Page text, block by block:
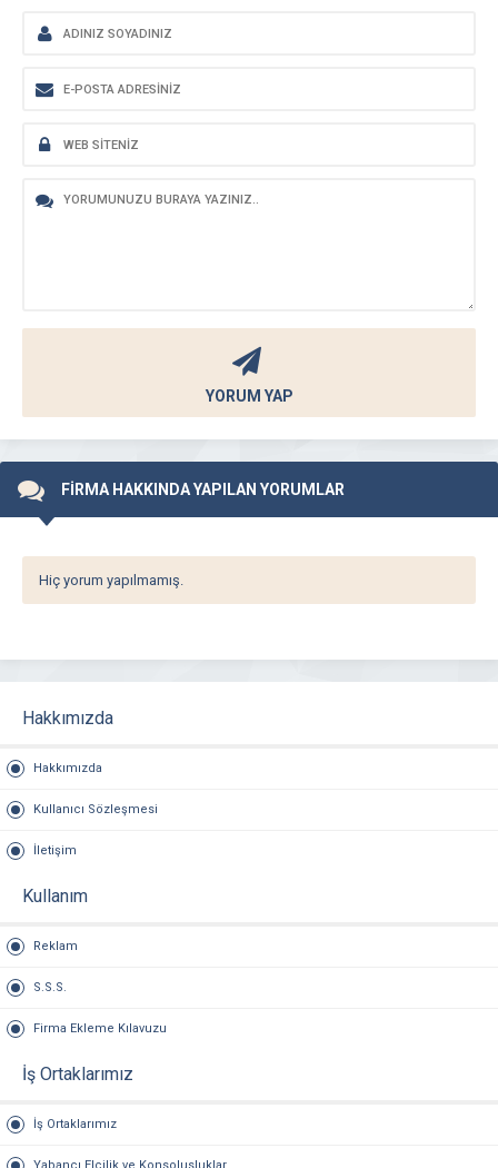
YORUM YAP
FİRMA HAKKINDA YAPILAN YORUMLAR
Hiç yorum yapılmamış.
Hakkımızda
Hakkımızda
Kullanıcı Sözleşmesi
İletişim
Kullanım
Reklam
S.S.S.
Firma Ekleme Kılavuzu
İş Ortaklarımız
İş Ortaklarımız